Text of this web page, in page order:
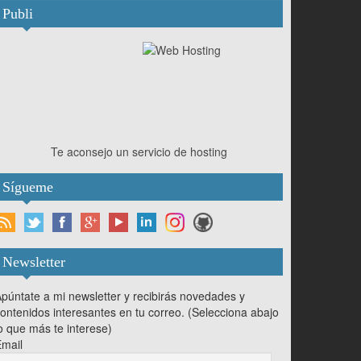
Publi
Te aconsejo un servicio de hosting
Sígueme
Newsletter
a mi newsletter y recibirás novedades y
interesantes en tu correo. (Selecciona abajo
que más te interese)